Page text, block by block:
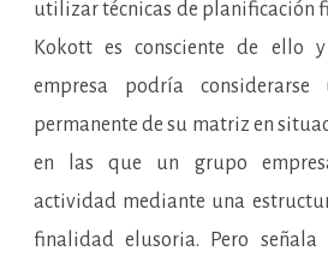
utilizar técnicas de planificación
Kokott es consciente de ello
empresa podría considerarse
permanente de su matriz en
en las que un grupo
actividad mediante una
finalidad elusoria. Pero señala